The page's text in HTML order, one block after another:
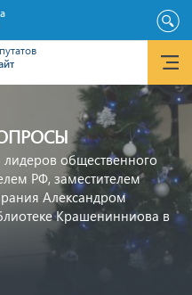
общественного
РФ, заместителем
Александром
Крашенинниова в